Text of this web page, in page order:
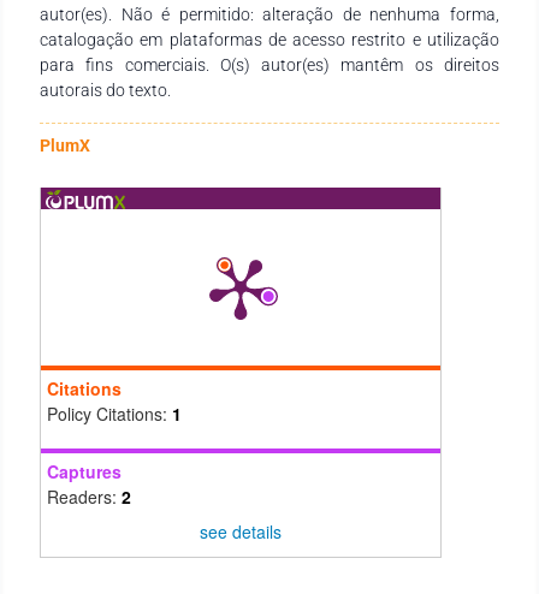
Com isso, seria possível potencializar a produção de cacau e
assim contribuir para o desenvolvimento da agricultura local.
autor(es). Não é permitido: alteração de nenhuma forma,
catalogação em plataformas de acesso restrito e utilização
para fins comerciais. O(s) autor(es) mantêm os direitos
autorais do texto.
PlumX
Citations
Policy Citations: 1
Captures
Readers: 2
see details